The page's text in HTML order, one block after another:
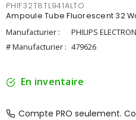
PHIF32T8TL941ALTO
Ampoule Tube Fluorescent 32
Manufacturier :
PHILIPS
# Manufacturier : 479626
En inventaire
Compte PRO seulement.